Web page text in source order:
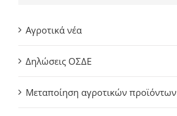
Αγροτικά νέα
Δηλώσεις ΟΣΔΕ
Μεταποίηση αγροτικών προϊόντων